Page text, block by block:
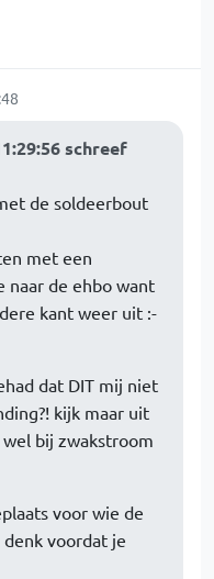
schreef
de soldeerbout
met een
naar de ehbo want
kant weer uit :-
dat DIT mij niet
kijk maar uit
bij zwakstroom
voor wie de
denk voordat je